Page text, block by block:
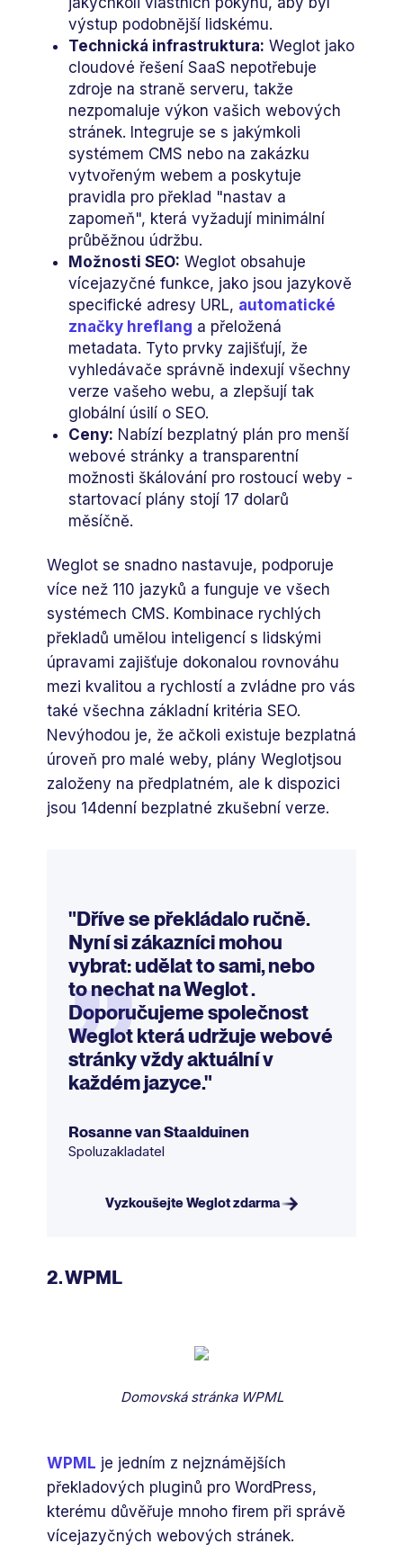
výstup podobnější lidskému.
Technická infrastruktura: Weglot jako
cloudové řešení SaaS nepotřebuje
zdroje na straně serveru, takže
nezpomaluje výkon vašich webových
stránek. Integruje se s jakýmkoli
systémem CMS nebo na zakázku
vytvořeným webem a poskytuje
pravidla pro překlad "nastav a
zapomeň", která vyžadují minimální
průběžnou údržbu.
Možnosti SEO: Weglot obsahuje
vícejazyčné funkce, jako jsou jazykově
specifické adresy URL, automatické
značky hreflang a přeložená
metadata. Tyto prvky zajišťují, že
vyhledávače správně indexují všechny
verze vašeho webu, a zlepšují tak
globální úsilí o SEO.
Ceny: Nabízí bezplatný plán pro menší
webové stránky a transparentní
možnosti škálování pro rostoucí weby -
startovací plány stojí 17 dolarů
měsíčně.
Weglot se snadno nastavuje, podporuje
více než 110 jazyků a funguje ve všech
systémech CMS. Kombinace rychlých
překladů umělou inteligencí s lidskými
úpravami zajišťuje dokonalou rovnováhu
mezi kvalitou a rychlostí a zvládne pro vás
také všechna základní kritéria SEO.
Nevýhodou je, že ačkoli existuje bezplatná
úroveň pro malé weby, plány Weglotjsou
založeny na předplatném, ale k dispozici
jsou 14denní bezplatné zkušební verze.
"Dříve se překládalo ručně.
Nyní si zákazníci mohou
vybrat: udělat to sami, nebo
to nechat na Weglot .
Doporučujeme společnost
Weglot která udržuje webové
stránky vždy aktuální v
každém jazyce."
Rosanne van Staalduinen
Spoluzakladatel
Vyzkoušejte Weglot zdarma
„
2. WPML
Domovská stránka WPML
WPML je jedním z nejznámějších
překladových pluginů pro WordPress,
kterému důvěřuje mnoho firem při správě
vícejazyčných webových stránek.